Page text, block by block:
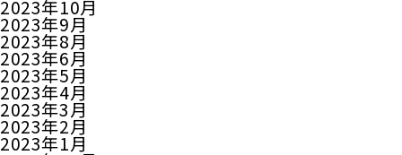
2023年10月
2023年9月
2023年8月
2023年6月
2023年5月
2023年4月
2023年3月
2023年2月
2023年1月